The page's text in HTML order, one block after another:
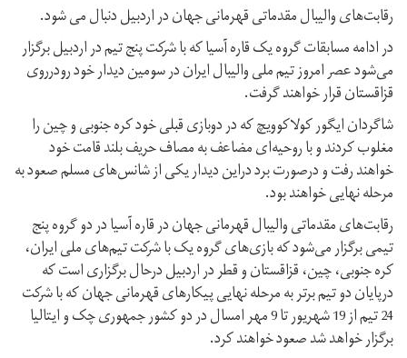
رقابت‌های والیبال مقدماتی قهرمانی جهان در اردبیل دنبال می شود.
در ادامه مسابقات گروه یک قاره آسیا که با شرکت پنج تیم در اردبیل برگزار
می‌شود عصر امروز تیم ملی والیبال ایران در سومین دیدار خود رودرروی
قزاقستان قرار خواهند گرفت.
شاگردان ایگور کولاکوویچ که در دوبازی قبلی خود کره جنوبی و چین را
مغلوب کردند و با روحیه‌ای مضاعف به مصاف حریف بلند قامت خود
خواهند رفت و درصورت برد دراین دیدار یکی از شانس‌های مسلم صعود به
مرحله نهایی خواهند بود.
رقابت‌های مقدماتی والیبال قهرمانی جهان در قاره آسیا در دو گروه پنج
تیمی برگزار می‌شود که بازی‌های گروه یک با شرکت تیم‌های ملی ایران،
کره جنوبی، چین، قزاقستان و قطر در اردبیل درحال برگزاری است که
درپایان دو تیم برتر به مرحله نهایی پیکارهای قهرمانی جهان که با شرکت
24 تیم از 19 شهریور تا 9 مهر امسال در دو کشور جمهوری چک و ایتالیا
برگزار خواهد شد صعود خواهند کرد.